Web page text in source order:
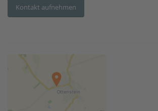
Kontakt aufnehmen